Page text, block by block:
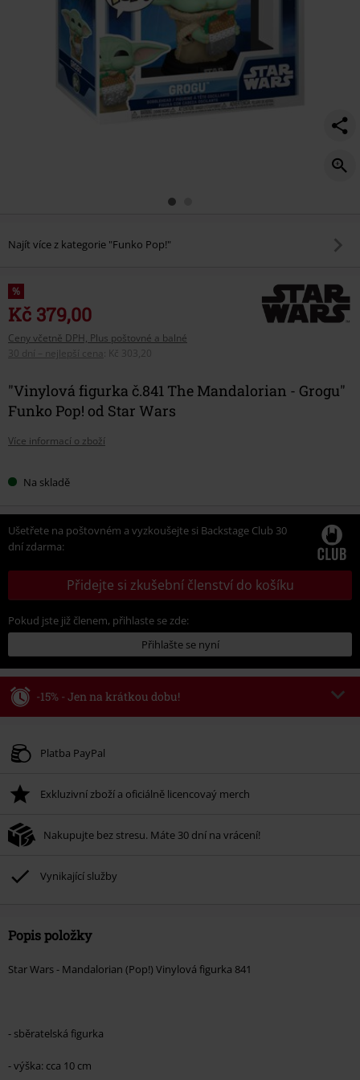
Najít více z kategorie "Funko Pop!"
%
Kč 379,00
Ceny včetně DPH, Plus poštovné a balné
30 dní – nejlepší cena
Kč 303,20
"Vinylová figurka č.841 The Mandalorian - Grogu"
Funko Pop! od Star Wars
Více informací o zboží
Na skladě
Ušetřete na poštovném a vyzkoušejte si Backstage Club 30
dní zdarma:
Přidejte si zkušební členství do košíku
Pokud jste již členem, přihlaste se zde:
Přihlašte se nyní
-15% - Jen na krátkou dobu!
Platné do 8/9/26
Po zadání kódu v košíku, se sleva uplatní automaticky.
Nelze kombinovat s jinými akciovými kódy. Sleva se nevztahuje na: knihy,
média, vstupenky, Rammstein, (Till) Lindemann, Böhse Onkelz, Broilers, Die
podpoříte nadaci.
Platba PayPal
Exkluzivní zboží a oficiálně licencovaý merch
Nakupujte bez stresu. Máte 30 dní na vrácení!
Vynikající služby
Popis položky
Star Wars - Mandalorian (Pop!) Vinylová figurka 841
- sběratelská figurka
- výška: cca 10 cm